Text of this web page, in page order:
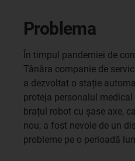
Problema
În timpul pandemiei de
Tânăra companie de
a dezvoltat o stație
proteja personalul
brațul robot cu șase axe,
nou, a fost nevoie de un
probleme pe o perioadă